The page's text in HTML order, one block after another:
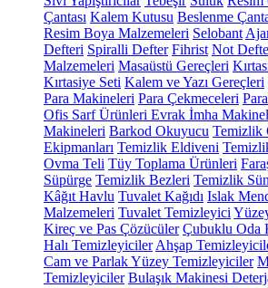
Çantası Kalem Kutusu Beslenme
Resim Boya Malzemeleri Selobant
Defteri Spiralli Defter Fihrist Not
Malzemeleri Masaüstü Gereçleri
Kırtasiye Seti Kalem ve Yazı Gereçleri
Para Makineleri Para Çekmeceleri
Ofis Sarf Ürünleri Evrak İmha
Makineleri Barkod Okuyucu Temizlik
Ekipmanları Temizlik Eldiveni
Ovma Teli Tüy Toplama Ürünleri
Süpürge Temizlik Bezleri Temizlik
Kâğıt Havlu Tuvalet Kağıdı Islak
Malzemeleri Tuvalet Temizleyici
Kireç ve Pas Çözücüler Çubuklu Oda
Halı Temizleyiciler Ahşap
Cam ve Parlak Yüzey Temizleyiciler
Temizleyiciler Bulaşık Makinesi